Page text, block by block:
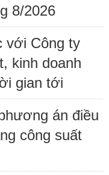
8/2026
với Công ty
kinh doanh
gian tới
án điều
công suất